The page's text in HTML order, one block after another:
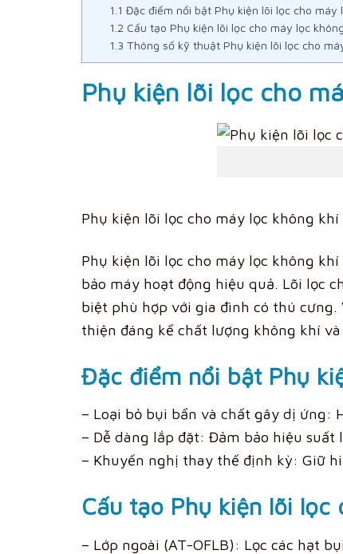
1.1 Đặc điểm nổi bật Phụ kiện lõi lọc cho máy
1.2 Cấu tạo Phụ kiện lõi lọc cho máy lọc
1.3 Thông số kỹ thuật Phụ kiện lõi lọc cho
Phụ kiện lõi lọc cho
Phụ kiện lõi lọc cho máy lọc không khí
Phụ kiện lõi lọc cho máy lọc không
bảo máy hoạt động hiệu quả. Lõi lọc
biệt phù hợp với gia đình có thú cưng.
thiện đáng kể chất lượng không khí
Đặc điểm nổi bật Phụ
– Loại bỏ bụi bẩn và chất gây dị ứng:
– Dễ dàng lắp đặt: Đảm bảo hiệu suất
– Khuyến nghị thay thế định kỳ: Giữ
Cấu tạo Phụ kiện lõi
– Lớp ngoài (AT-OFLB): Lọc các hạt